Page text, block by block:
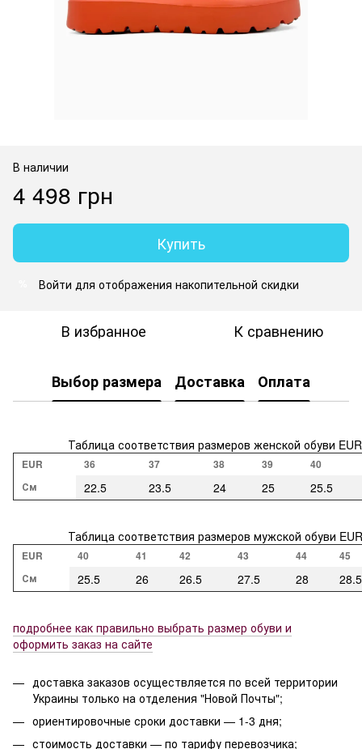
В наличии
4 498 грн
Купить
Войти для отображения накопительной скидки
В избранное К сравнению
Выбор размера Доставка Оплата
Таблица соответствия размеров женской обуви EUR
EUR 36 37 38 39
40
См
22.5 23.5 24 25 25.5
Таблица соответствия размеров мужской обуви EUR
EUR 40 41 42 43 44
45
См
25.5 26 26.5 27.5 28
подробнее как правильно выбрать размер обуви и
оформить заказ на сайте
доставка заказов осуществляется по всей территории
Украины только на отделения "Новой Почты";
ориентировочные сроки доставки — 1-3 дня;
стоимость доставки — по тарифу перевозчика;